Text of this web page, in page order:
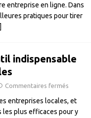
entreprise en ligne. Dans
pratiques pour tirer
indispensable
Commentaires fermés
entreprises locales, et
les plus efficaces pour y